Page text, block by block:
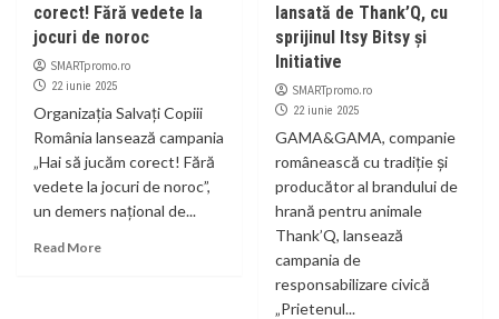
corect! Fără vedete la
jocuri de noroc
SMARTpromo.ro
22 iunie 2025
Organizația Salvați Copiii
România lansează campania
„Hai să jucăm corect! Fără
vedete la jocuri de noroc”,
un demers național de...
Read More
lansată de Thank’Q, cu
sprijinul Itsy Bitsy și
Initiative
SMARTpromo.ro
22 iunie 2025
GAMA&GAMA, companie
românească cu tradiție și
producător al brandului de
hrană pentru animale
Thank’Q, lansează
campania de
responsabilizare civică
„Prietenul...